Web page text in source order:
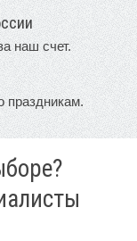
наш счет.
праздникам.